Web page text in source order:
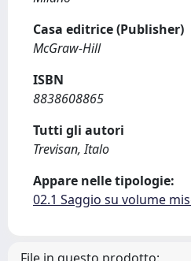
Casa editrice (Publisher)
McGraw-Hill
ISBN
8838608865
Tutti gli autori
Trevisan, Italo
Appare nelle tipologie:
02.1 Saggio su volume